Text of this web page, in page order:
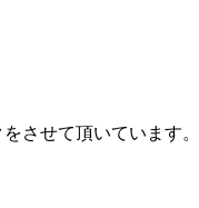
させて頂いています。